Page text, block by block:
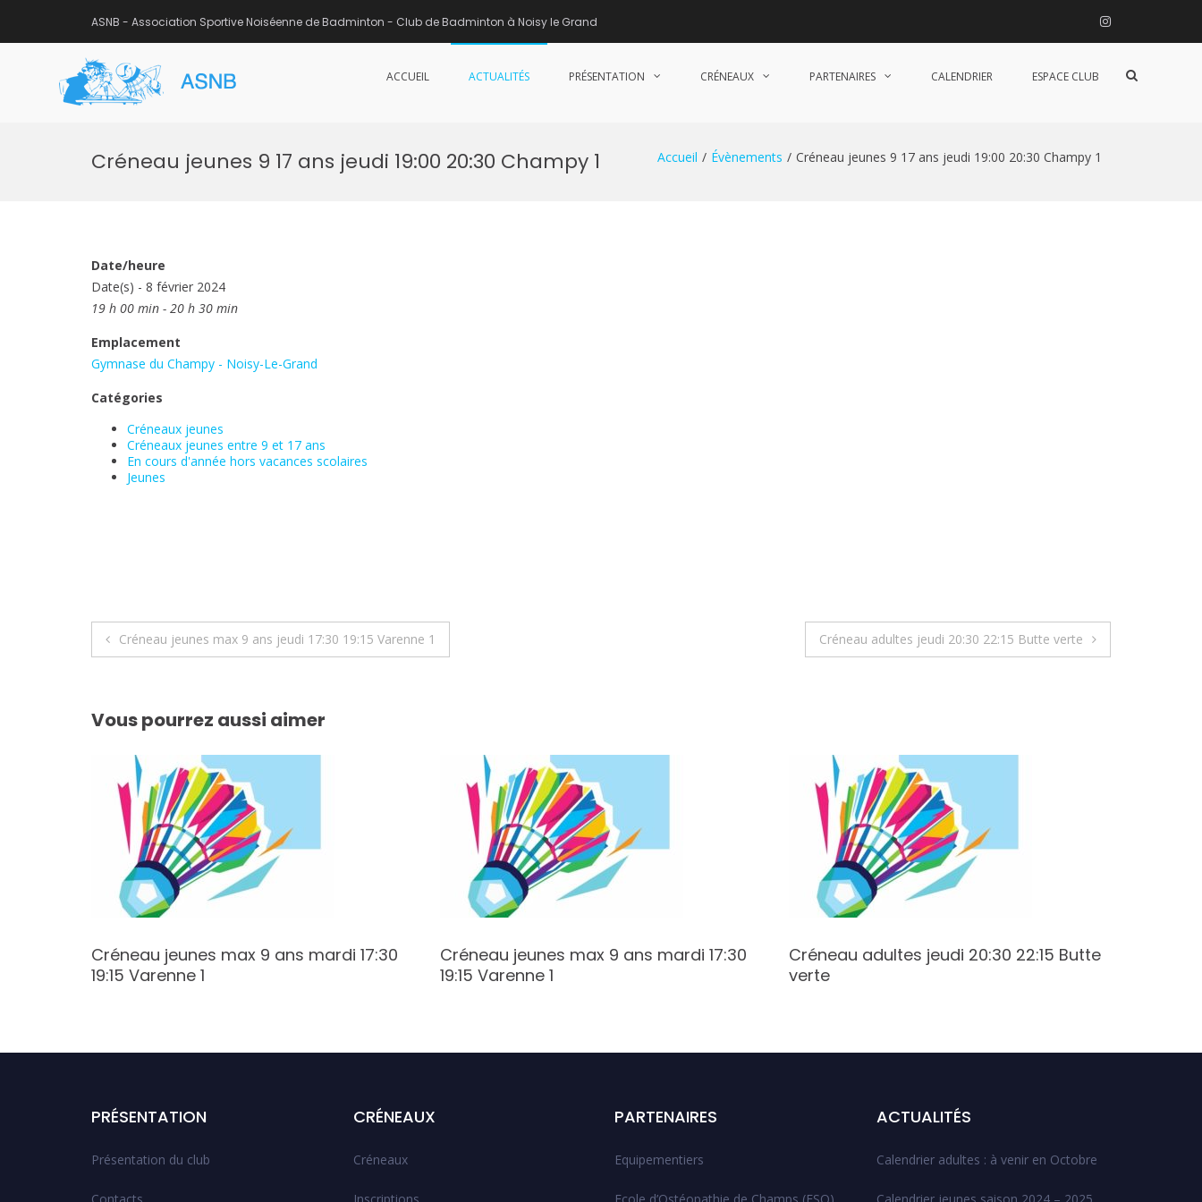
ASNB - Association Sportive Noiséenne de Badminton - Club de Badminton à Noisy le Grand Instagram
ACCUEIL ACTUALITÉS PRÉSENTATION CRÉNEAUX PARTENAIRES CALENDRIER ESPACE CLUB
Afficher
Créneau jeunes 9 17 ans jeudi 19:00 20:30 Champy 1 Accueil Évènements Créneau jeunes 9 17 ans jeudi 19:00 20:30 Champy 1
Date/heure
Date(s) - 8 février 2024
19 h 00 min - 20 h 30 min
Emplacement
Gymnase du Champy - Noisy-Le-Grand
Catégories
Créneaux jeunes
Créneaux jeunes entre 9 et 17 ans
En cours d'année hors vacances scolaires
Jeunes
Navigation
l’article
Créneau jeunes max 9 ans jeudi 17:30 19:15 Varenne 1 Créneau adultes jeudi 20:30 22:15 Butte verte
Vous pourrez aussi aimer
Créneau jeunes max 9 ans mardi 17:30
19:15 Varenne 1
Créneau jeunes max 9 ans mardi 17:30
19:15 Varenne 1
Créneau adultes jeudi 20:30 22:15 Butte
verte
PRÉSENTATION
Présentation du club
CRÉNEAUX
Créneaux
PARTENAIRES
Equipementiers
ACTUALITÉS
Calendrier adultes : à venir en Octobre